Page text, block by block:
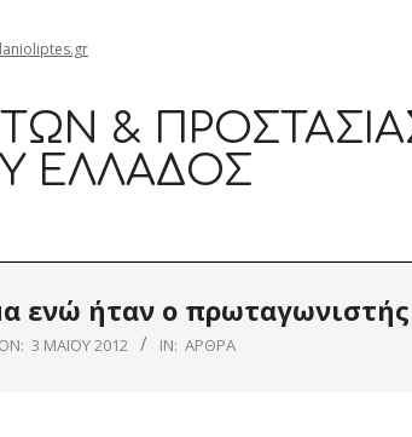
&
ΕΛΛΆΔΟΣ
ενώ ήταν ο
ON: 3 ΜΑΪ́ΟΥ 2012 IN: ΆΡΘΡΑ